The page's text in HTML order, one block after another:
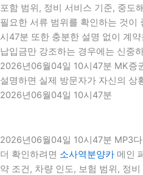
포함 범위, 정비 서비스 기준, 중도
필요한 서류 범위를 확인하는 것
시47분 또한 충분한 설명 없이 계
납입금만 강조하는 경우에는 신중
2026년06월04일 10시47분 MK증
설명하면 실제 방문자가 자신의 상
2026년06월04일 10시47분
2026년06월04일 10시47분 MP3
더 확인하려면 소사역분양카 메인
약 조건, 차량 인도, 보험 범위, 정